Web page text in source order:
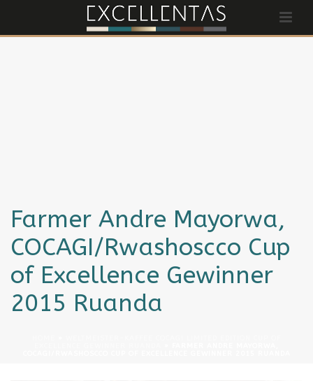
Farmer Andre Mayorwa,
COCAGI/Rwashoscco Cup
of Excellence Gewinner
2015 Ruanda